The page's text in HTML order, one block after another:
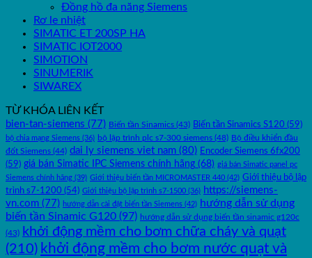
Đồng hồ đa năng Siemens
Rơ le nhiệt
SIMATIC ET 200SP HA
SIMATIC IOT2000
SIMOTION
SINUMERIK
SIWAREX
TỪ KHÓA LIÊN KẾT
bien-tan-siemens (77) Biến tần Sinamics (43) Biến tần Sinamics S120 (59)
bộ chia mạng Siemens (36) bộ lập trình plc s7-300 siemens (48) Bộ điều khiển đầu
đốt Siemens (44) dai ly siemens viet nam (80) Encoder Siemens 6fx200
(59) giá bán Simatic IPC Siemens chính hãng (68) giá bán Simatic panel pc
Siemens chính hãng (39) Giới thiệu biến tần MICROMASTER 440 (42) Giới thiệu bộ lập
trình s7-1200 (54) Giới thiệu bộ lập trình s7-1500 (36) https://siemens-
vn.com (77) hướng dẫn cài đặt biến tần Siemens (42) hướng dẫn sử dụng
biến tần Sinamic G120 (97) hướng dẫn sử dụng biến tần sinamic g120c
(43)
khởi động mềm cho bơm chữa cháy và quạt
(210) khởi động mềm cho bơm nước quạt và